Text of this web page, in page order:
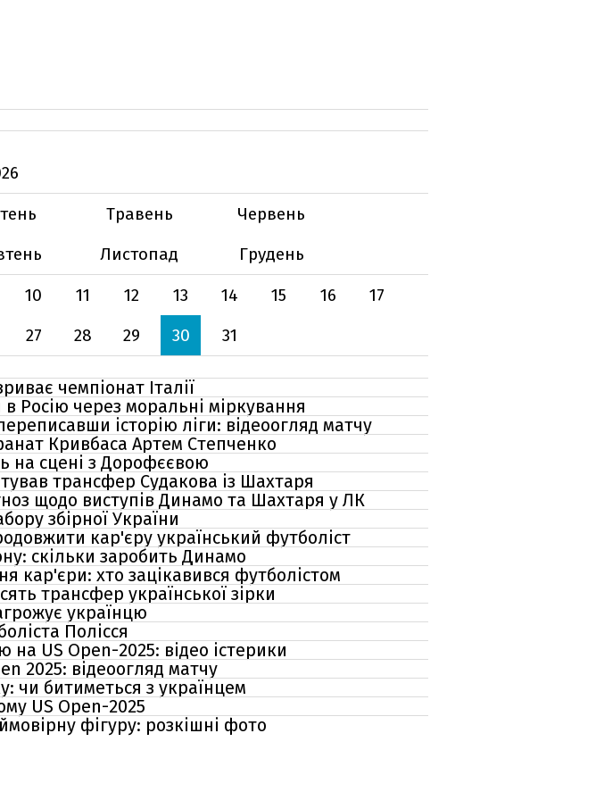
Травень
Червень
Листопад
Грудень
10 11 12 13 14 15 16
17
27 28 29 30 31
чемпіонат Італії
Росію через моральні міркування
історію ліги: відеоогляд матчу
Кривбаса Артем Степченко
на сцені з Дорофєєвою
трансфер Судакова із Шахтаря
щодо виступів Динамо та Шахтаря у ЛК
збірної України
кар'єру український футболіст
скільки заробить Динамо
кар'єри: хто зацікавився футболістом
трансфер української зірки
українцю
Полісся
на US Open-2025: відео істерики
2025: відеоогляд матчу
чи битиметься з українцем
US Open-2025
фігуру: розкішні фото